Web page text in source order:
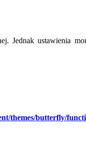
Jednak ustawienia
themes/butterfly/